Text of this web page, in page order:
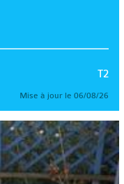
T2
Mise à jour le 06/08/26